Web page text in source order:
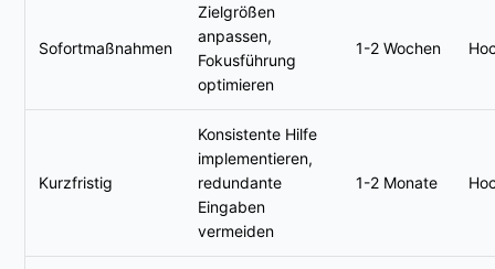
Sofortmaßnahmen
Zielgrößen
anpassen,
Fokusführung
optimieren
1-2 Wochen
Kurzfristig
Konsistente Hilfe
implementieren,
redundante
Eingaben
vermeiden
1-2 Monate